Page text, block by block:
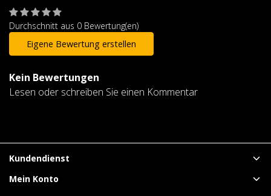
Durchschnitt aus 0 Bewertung(en)
Eigene Bewertung erstellen
Kein Bewertungen
Lesen oder schreiben Sie einen Kommentar
Kundendienst
Mein Konto